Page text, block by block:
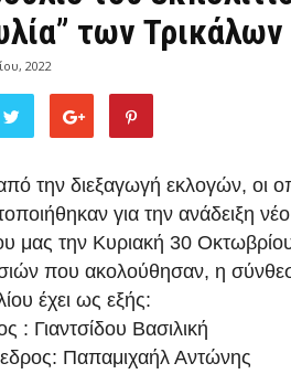
των Τρικάλων
2022
την διεξαγωγή εκλογών, οι
για την ανάδειξη
μας την Κυριακή 30
που ακολούθησαν, η
έχει ως εξής:
: Γιαντσίδου Βασιλική
Παπαμιχαήλ Αντώνης